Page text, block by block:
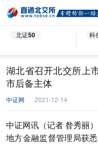
北证50 科
湖北省召开北交所上
市后备主体
中证网 2021-12-14
中证网讯（记者 昝秀丽
地方金融监督管理局获